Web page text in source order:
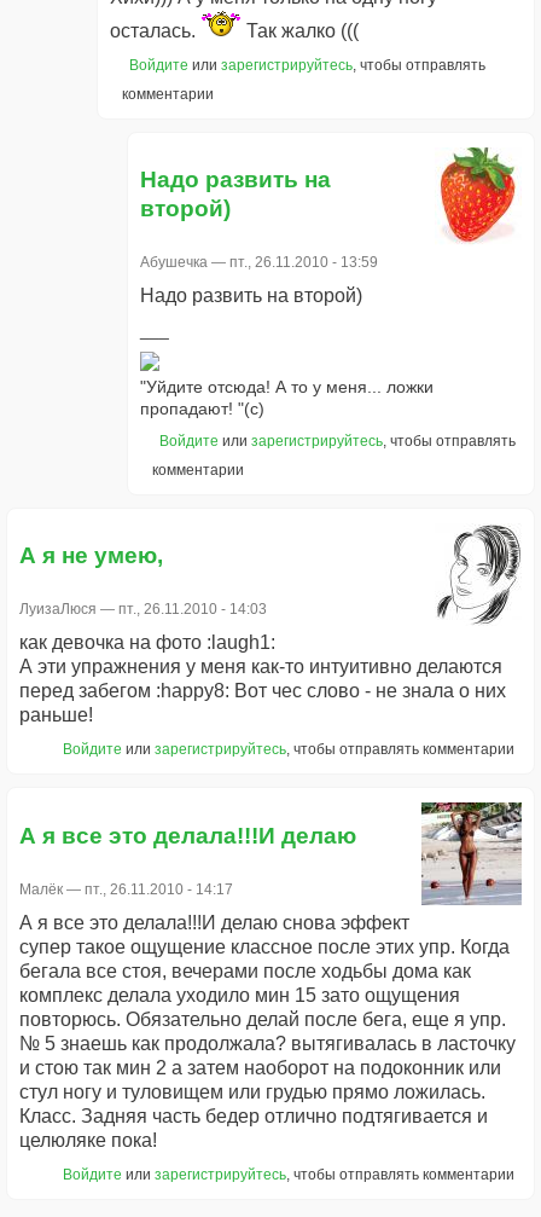
осталась.
Так жалко (((
Войдите или зарегистрируйтесь , чтобы отправлять
комментарии
Надо развить на
второй)
Абушечка — пт., 26.11.2010 - 13:59
Надо развить на второй)
"Уйдите отсюда! А то у меня... ложки
пропадают! "(с)
Войдите или зарегистрируйтесь, чтобы отправлять
комментарии
А я не умею,
ЛуизаЛюся — пт., 26.11.2010 - 14:03
как девочка на фото :laugh1:
А эти упражнения у меня как-то интуитивно делаются
перед забегом :happy8: Вот чес слово - не знала о них
раньше!
Войдите или зарегистрируйтесь, чтобы отправлять комментарии
А я все это делала!!!И делаю
Малёк — пт., 26.11.2010 - 14:17
А я все это делала!!!И делаю снова эффект
супер такое ощущение классное после этих упр. Когда
бегала все стоя, вечерами после ходьбы дома как
комплекс делала уходило мин 15 зато ощущения
повторюсь. Обязательно делай после бега, еще я упр.
№ 5 знаешь как продолжала? вытягивалась в ласточку
и стою так мин 2 а затем наоборот на подоконник или
стул ногу и туловищем или грудью прямо ложилась.
Класс. Задняя часть бедер отлично подтягивается и
целюляке пока!
Войдите или зарегистрируйтесь, чтобы отправлять комментарии